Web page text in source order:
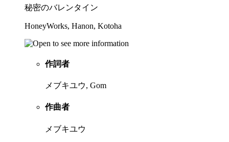
秘密のバレンタイン
HoneyWorks, Hanon, Kotoha
作詞者
メブキユウ, Gom
作曲者
メブキユウ